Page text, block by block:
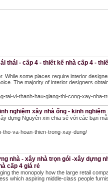
- cấp 4 - thiết kế nhà cấp 4 -
some places require interior
The majority of interior designers
tai-vi-thanh-hau-giang-thi-cong-xay-nha-
nghiệm xây nhà ống - kinh nghiệm
dựng Nguyên xin chia sẻ với các bạn
tho-va-hoan-thien-trong-xay-dung/
nhà - xây nhà trọn gói -xây dựng
cấp 4 giá rẻ
the monopoly how the large retail
which aspiring middle-class people